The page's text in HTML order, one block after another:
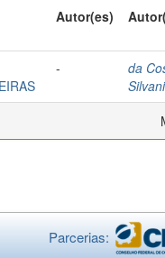
Autor(es)
- da
Parcerias: